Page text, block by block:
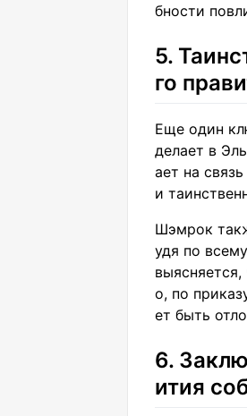
бности
5.
го
Еще один
делает в
ает на
и
Шэмрок
удя по
о, по
ет быть
6.
ития